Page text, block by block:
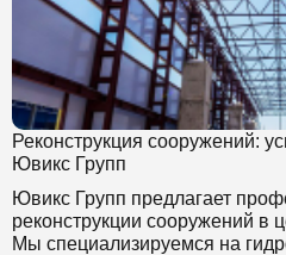
Реконструкция сооружений:
Ювикс Групп
Ювикс Групп предлагает
реконструкции сооружений в
Мы специализируемся на